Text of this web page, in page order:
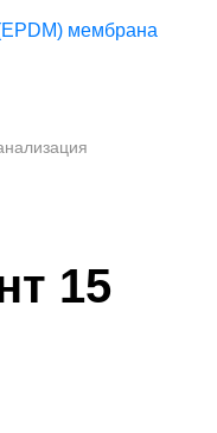
мембрана
15